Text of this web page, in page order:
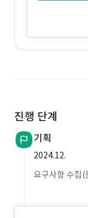
진행 단계
기획
2024.12.
요구사항 수집(